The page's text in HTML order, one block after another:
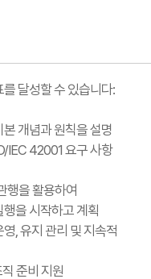
달성할 수 있습니다:
개념과 원칙을 설명
IEC 42001 요구 사항
행을 활용하여
을 시작하고 계획
, 유지 관리 및 지속적
준비 지원